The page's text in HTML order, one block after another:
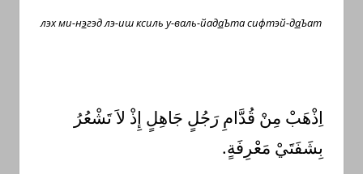
лэх ми-нэгэд лэ-иш ксиль у-валь-йадаЪта сифтэй-даЪат
اِذْهَبْ مِنْ قُدَّامِ رَجُلٍ جَاهِلٍ إِذْ لاَ تَشْعُرُ
بِشَفَتَيْ مَعْرِفَةٍ.